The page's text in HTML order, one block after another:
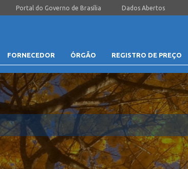
Portal do Governo de Brasília Dados Abertos
FORNECEDOR ÓRGÃO REGISTRO DE PREÇO